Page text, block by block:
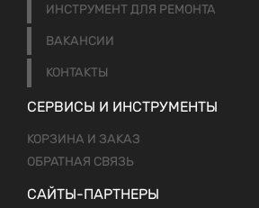
ИНСТРУМЕНТ ДЛЯ РЕМОНТА
ВАКАНСИИ
КОНТАКТЫ
СЕРВИСЫ И ИНСТРУМЕНТЫ
КОРЗИНА И ЗАКАЗ
ОБРАТНАЯ СВЯЗЬ
САЙТЫ-ПАРТНЕРЫ